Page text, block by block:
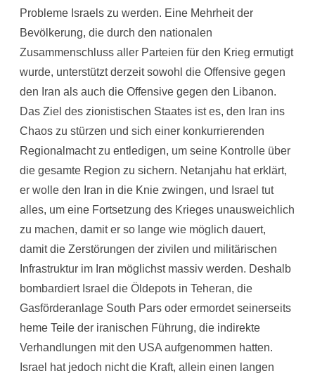
Probleme Israels zu werden. Eine Mehrheit der
Bevölkerung, die durch den nationalen
Zusammenschluss aller Parteien für den Krieg ermutigt
wurde, unterstützt derzeit sowohl die Offensive gegen
den Iran als auch die Offensive gegen den Libanon.
Das Ziel des zionistischen Staates ist es, den Iran ins
Chaos zu stürzen und sich einer konkurrierenden
Regionalmacht zu entledigen, um seine Kontrolle über
die gesamte Region zu sichern. Netanjahu hat erklärt,
er wolle den Iran in die Knie zwingen, und Israel tut
alles, um eine Fortsetzung des Krieges unausweichlich
zu machen, damit er so lange wie möglich dauert,
damit die Zerstörungen der zivilen und militärischen
Infrastruktur im Iran möglichst massiv werden. Deshalb
bombardiert Israel die Öldepots in Teheran, die
Gasförderanlage South Pars oder ermordet seinerseits
heme Teile der iranischen Führung, die indirekte
Verhandlungen mit den USA aufgenommen hatten.
Israel hat jedoch nicht die Kraft, allein einen langen